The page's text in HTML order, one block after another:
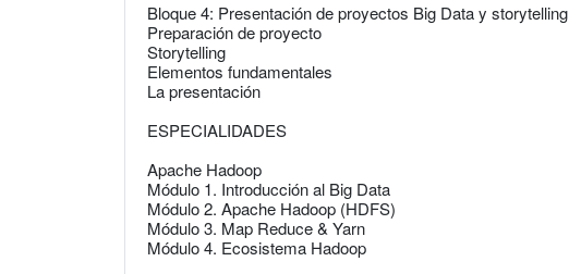
Bloque 4: Presentación de proyectos Big Data y storytelling
Preparación de proyecto
Storytelling
Elementos fundamentales
La presentación
ESPECIALIDADES
Apache Hadoop
Módulo 1. Introducción al Big Data
Módulo 2. Apache Hadoop (HDFS)
Módulo 3. Map Reduce & Yarn
Módulo 4. Ecosistema Hadoop